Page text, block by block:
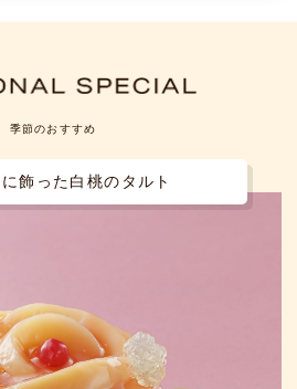
季節のおすすめ
飾った白桃のタルト